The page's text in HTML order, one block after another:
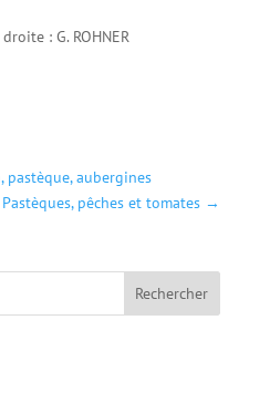
: G. ROHNER
pastèque, aubergines
Pastèques, pêches et tomates →